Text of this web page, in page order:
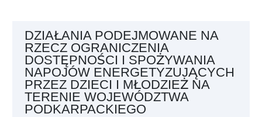
DZIAŁANIA PODEJMOWANE NA
RZECZ OGRANICZENIA
DOSTĘPNOŚCI I SPOŻYWANIA
NAPOJÓW ENERGETYZUJĄCYCH
PRZEZ DZIECI I MŁODZIEŻ NA
TERENIE WOJEWÓDZTWA
PODKARPACKIEGO